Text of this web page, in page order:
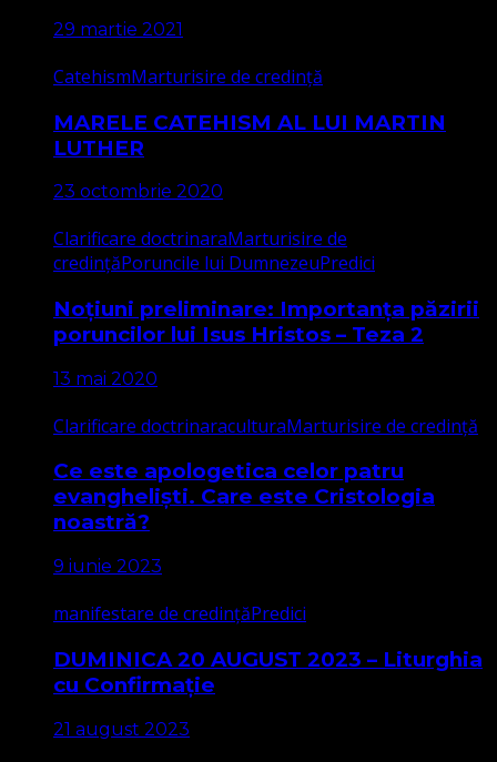
29 martie 2021
CatehismMarturisire de credință
MARELE CATEHISM AL LUI MARTIN
LUTHER
23 octombrie 2020
Clarificare doctrinaraMarturisire de
credințăPoruncile lui DumnezeuPredici
Noțiuni preliminare: Importanța păzirii
poruncilor lui Isus Hristos – Teza 2
13 mai 2020
Clarificare doctrinaraculturaMarturisire de credință
Ce este apologetica celor patru
evangheliști. Care este Cristologia
noastră?
9 iunie 2023
manifestare de credințăPredici
DUMINICA 20 AUGUST 2023 – Liturghia
cu Confirmație
21 august 2023